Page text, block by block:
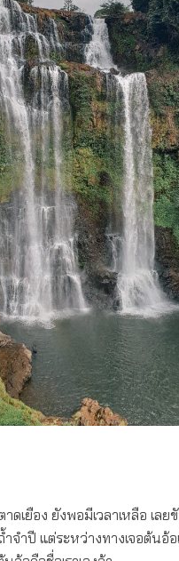
ดเยือง ยังพอมีเวลาเหลือ เล
จำปี แต่ระหว่างทางเจอต้นอ้อ